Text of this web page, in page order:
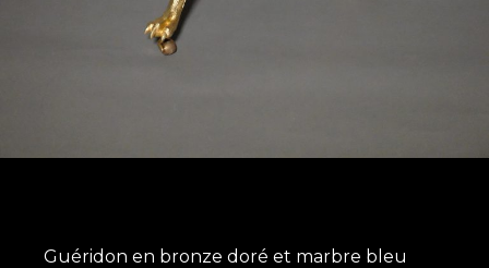
Guéridon en bronze doré et marbre bleu